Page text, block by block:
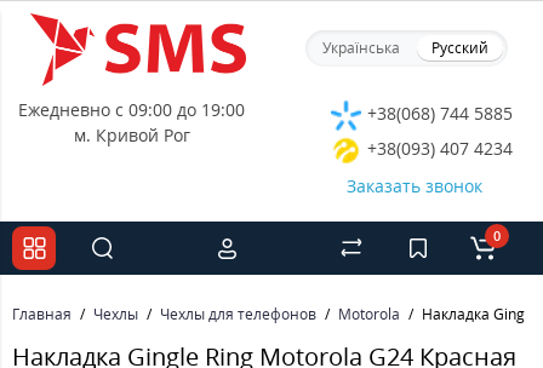
Українська Русский
Ежедневно с 09:00 до 19:00
м. Кривой Рог
+38(068) 744 5885
+38(093) 407 4234
Заказать звонок
0
Главная Чехлы Чехлы для телефонов Motorola Накладка Gingle
Накладка Gingle Ring Motorola G24 Красная